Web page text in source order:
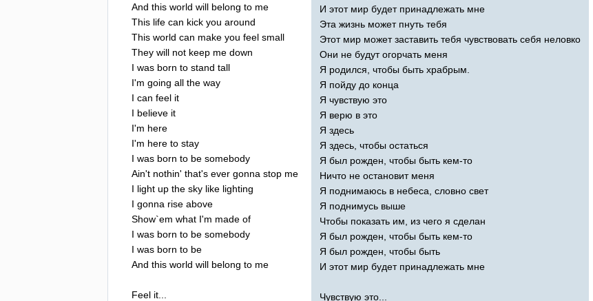
And this world will belong to me
This life can kick you around
This world can make you feel small
They will not keep me down
I was born to stand tall
I'm going all the way
I can feel it
I believe it
I'm here
I'm here to stay
I was born to be somebody
Ain't nothin' that's ever gonna stop me
I light up the sky like lighting
I gonna rise above
Show`em what I'm made of
I was born to be somebody
I was born to be
And this world will belong to me
Feel it
И этот мир будет принадлежать мне
Эта жизнь может пнуть тебя
Этот мир может заставить тебя чувствовать себя неловко
Они не будут огорчать меня
Я родился, чтобы быть храбрым.
Я пойду до конца
Я чувствую это
Я верю в это
Я здесь
Я здесь, чтобы остаться
Я был рожден, чтобы быть кем-то
Ничто не остановит меня
Я поднимаюсь в небеса, словно свет
Я поднимусь выше
Чтобы показать им, из чего я сделан
Я был рожден, чтобы быть кем-то
Я был рожден, чтобы быть
И этот мир будет принадлежать мне
Чувствую это...